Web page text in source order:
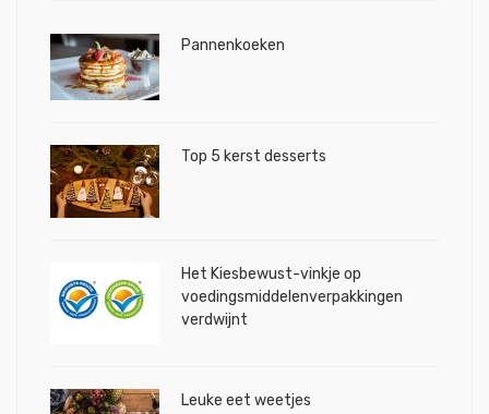
Pannenkoeken
Top 5 kerst desserts
Het Kiesbewust-vinkje op
voedingsmiddelenverpakkingen
verdwijnt
Leuke eet weetjes